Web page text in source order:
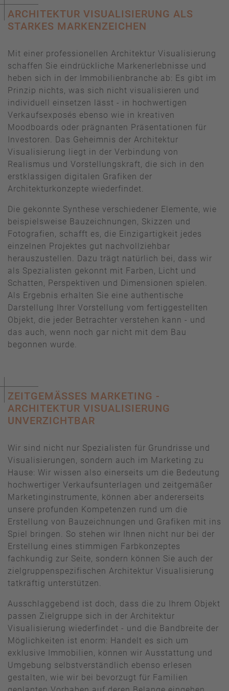
ARCHITEKTUR VISUALISIERUNG ALS
STARKES MARKENZEICHEN
Mit einer professionellen Architektur Visualisierung
schaffen Sie eindrückliche Markenerlebnisse und
heben sich in der Immobilienbranche ab: Es gibt im
Prinzip nichts, was sich nicht visualisieren und
individuell einsetzen lässt - in hochwertigen
Verkaufsexposés ebenso wie in kreativen
Moodboards oder prägnanten Präsentationen für
Investoren. Das Geheimnis der Architektur
Visualisierung liegt in der Verbindung von
Realismus und Vorstellungskraft, die sich in den
erstklassigen digitalen Grafiken der
Architekturkonzepte wiederfindet.
Die gekonnte Synthese verschiedener Elemente, wie
beispielsweise Bauzeichnungen, Skizzen und
Fotografien, schafft es, die Einzigartigkeit jedes
einzelnen Projektes gut nachvollziehbar
herauszustellen. Dazu trägt natürlich bei, dass wir
als Spezialisten gekonnt mit Farben, Licht und
Schatten, Perspektiven und Dimensionen spielen.
Als Ergebnis erhalten Sie eine authentische
Darstellung Ihrer Vorstellung vom fertiggestellten
Objekt, die jeder Betrachter verstehen kann - und
das auch, wenn noch gar nicht mit dem Bau
begonnen wurde.
ZEITGEMÄSSES MARKETING - A
RCHITEKTUR VISUALISIERUNG U
NVERZICHTBAR
Wir sind nicht nur Spezialisten für Grundrisse und
Visualisierungen, sondern auch im Marketing zu
Hause: Wir wissen also einerseits um die Bedeutung
hochwertiger Verkaufsunterlagen und zeitgemäßer
Marketinginstrumente, können aber andererseits
unsere profunden Kompetenzen rund um die
Erstellung von Bauzeichnungen und Grafiken mit ins
Spiel bringen. So stehen wir Ihnen nicht nur bei der
Erstellung eines stimmigen Farbkonzeptes
fachkundig zur Seite, sondern können Sie auch der
zielgruppenspezifischen Architektur Visualisierung
tatkräftig unterstützen.
Ausschlaggebend ist doch, dass die zu Ihrem Objekt
passen Zielgruppe sich in der Architektur
Visualisierung wiederfindet - und die Bandbreite der
Möglichkeiten ist enorm: Handelt es sich um
exklusive Immobilien, können wir Ausstattung und
Umgebung selbstverständlich ebenso erlesen
gestalten, wie wir bei bevorzugt für Familien